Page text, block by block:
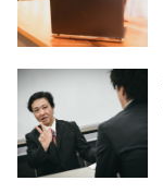
line10
/1134699"
onclick="windo
w.open(this.hre